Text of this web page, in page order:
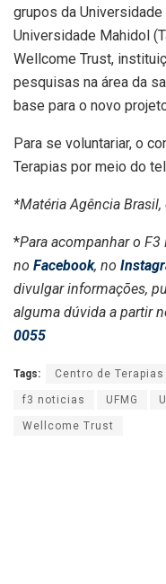
grupos da
Universidade Mahidol
Wellcome Trust,
pesquisas na área da
base para o novo
Para se voluntariar, o
Terapias por meio do
*Matéria Agência
*Para acompanhar o
no Facebook, no
divulgar informações,
alguma dúvida a partir
0055
Tags: Centro de
f3 noticias UFMG
Wellcome Trust